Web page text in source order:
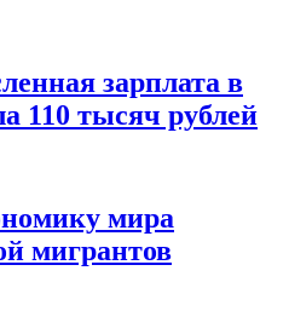
зарплата в
110 тысяч рублей
мира
мигрантов